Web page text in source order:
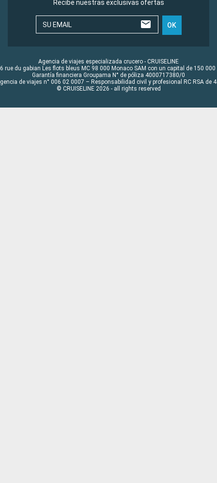
Recibe nuestras exclusivas ofertas
SU EMAIL OK
Agencia de viajes especializada crucero - CRUISELINE
rue du gabian Les flots bleus MC 98 000 Monaco SAM con un capital de 150 000
Garantía financiera Groupama N° de póliza 4000717380/0
de viajes n° 006 02 0007 – Responsabilidad civil y profesional RC RSA de
© CRUISELINE 2026 - all rights reserved